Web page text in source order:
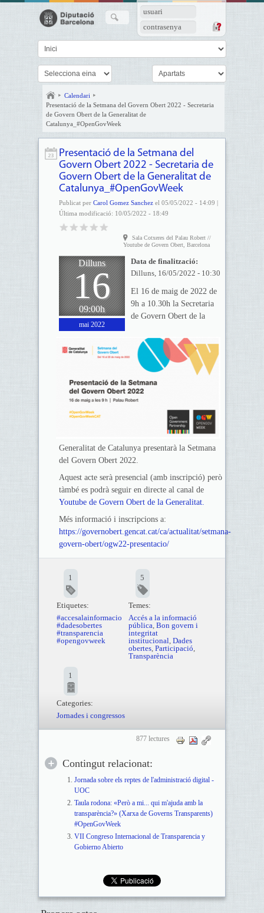
usuari
contrasenya
Calendari
Presentació de la Setmana del Govern Obert 2022 - Secretaria
de Govern Obert de la Generalitat de
Catalunya_#OpenGovWeek
Presentació de la Setmana del
Govern Obert 2022 - Secretaria de
Govern Obert de la Generalitat de
Catalunya_#OpenGovWeek
Publicat per Carol Gomez Sanchezel 05/05/2022 - 14:09 |
Última modificació: 10/05/2022 - 18:49
Sala Cotxeres del Palau Robert //
Youtube de Govern Obert, Barcelona
Dilluns
16
09:00h
mai 2022
Data de finalització:
Dilluns, 16/05/2022 - 10:30
El 16 de maig de 2022 de
9h a 10.30h la Secretaria
de Govern Obert de la
Generalitat de Catalunya presentarà la Setmana
del Govern Obert 2022.
Aquest acte serà presencial (amb inscripció) però
tàmbé es podrà seguir en directe al canal de
Youtube de Govern Obert de la Generalitat.
Més informació i inscripcions a:
https://governobert.gencat.cat/ca/actualitat/setmana-
govern-obert/ogw22-presentacio/
1
Etiquetes:
#accesalainformacio
#dadesobertes
#transparencia
#opengovweek
5
Temes:
Accés a la informació
pública, Bon govern i
integritat
institucional, Dades
obertes, Participació,
Transparència
1
Categories:
Jornades i congressos
877 lectures
Contingut relacionat:
Jornada sobre els reptes de l'administració digital -
UOC
Taula rodona: «Però a mi... qui m'ajuda amb la
transparència?» (Xarxa de Governs Transparents)
#OpenGovWeek
VII Congreso Internacional de Transparencia y
Gobierno Abierto